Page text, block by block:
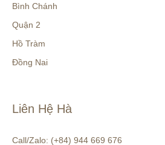
Bình Chánh
Quận 2
Hồ Tràm
Đồng Nai
Liên Hệ Hà
Call/Zalo: (+84) 944 669 676